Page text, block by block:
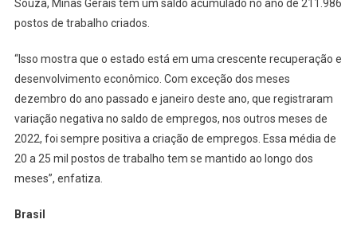
Souza, Minas Gerais tem um saldo acumulado no ano de 211.986
postos de trabalho criados.
“Isso mostra que o estado está em uma crescente recuperação e
desenvolvimento econômico. Com exceção dos meses
dezembro do ano passado e janeiro deste ano, que registraram
variação negativa no saldo de empregos, nos outros meses de
2022, foi sempre positiva a criação de empregos. Essa média de
20 a 25 mil postos de trabalho tem se mantido ao longo dos
meses”, enfatiza.
Brasil